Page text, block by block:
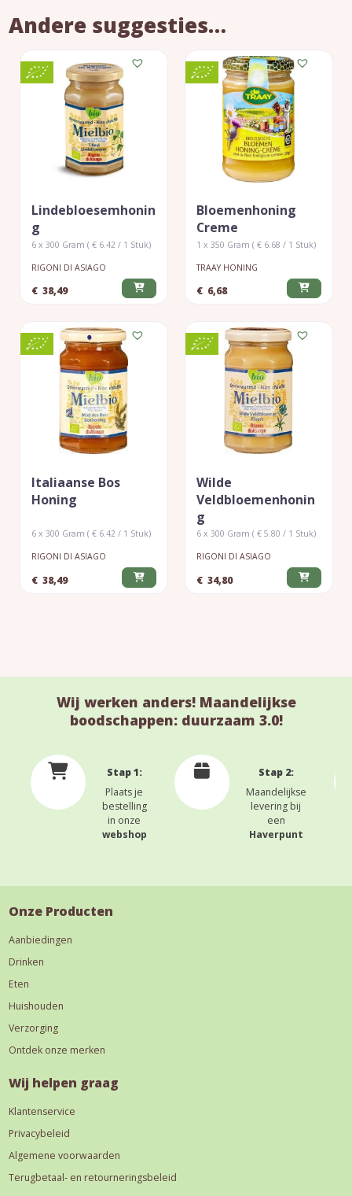
Andere suggesties…
Lindebloesemhonin
G
6 x 300 Gram ( € 6.42 / 1 Stuk)
RIGONI DI ASIAGO
€ 38,49
Bloemenhoning
Creme
1 x 350 Gram ( € 6.68 / 1 Stuk)
TRAAY HONING
€ 6,68
Italiaanse Bos
Honing
6 x 300 Gram ( € 6.42 / 1 Stuk)
RIGONI DI ASIAGO
€ 38,49
Wilde
Veldbloemenhonin
G
6 x 300 Gram ( € 5.80 / 1 Stuk)
RIGONI DI ASIAGO
€ 34,80
Wij werken anders! Maandelijkse
boodschappen: duurzaam 3.0!
Stap 1:
Plaats je
bestelling
in onze
webshop
Stap 2:
Maandelijkse
levering bij
een
Haverpunt
Onze Producten
Aanbiedingen
Drinken
Eten
Huishouden
Verzorging
Ontdek onze merken
Wij helpen graag
Klantenservice
Privacybeleid
Algemene voorwaarden
Terugbetaal- en retourneringsbeleid